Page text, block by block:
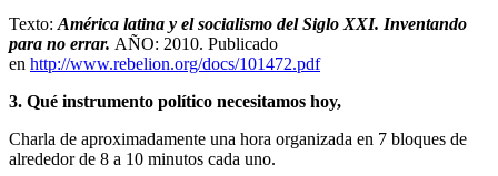
Texto: América latina y el socialismo del Siglo XXI. Inventando
para no errar. AÑO: 2010. Publicado
en http://www.rebelion.org/docs/101472.pdf
3. Qué instrumento político necesitamos hoy,
Charla de aproximadamente una hora organizada en 7 bloques de
alrededor de 8 a 10 minutos cada uno.